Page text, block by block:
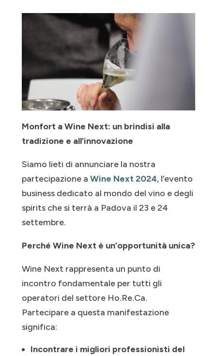
Monfort a Wine Next: un brindisi alla
tradizione e all’innovazione
Siamo lieti di annunciare la nostra
partecipazione a Wine Next 2024, l’evento
business dedicato al mondo del vino e degli
spirits che si terrà a Padova il 23 e 24
settembre.
Perché Wine Next è un’opportunità unica?
Wine Next rappresenta un punto di
incontro fondamentale per tutti gli
operatori del settore Ho.Re.Ca.
Partecipare a questa manifestazione
significa:
Incontrare i migliori professionisti del